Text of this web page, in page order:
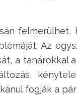
Az
a tanárokkal
fogják a